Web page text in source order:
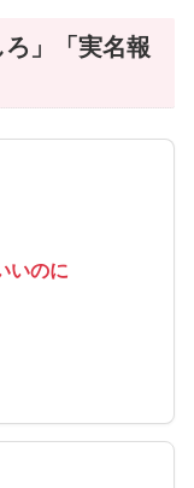
」「実名報
いのに